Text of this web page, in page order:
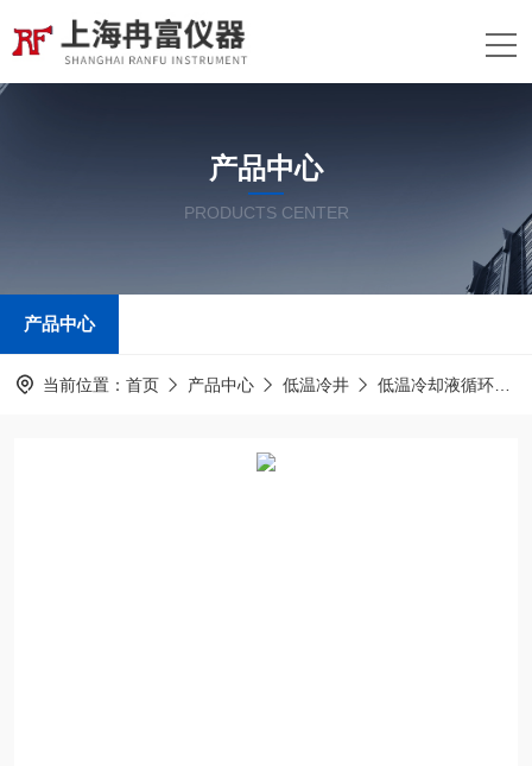
产品中心
PRODUCTS CENTER
产品中心
当前位置： 首页 产品中心 低温冷井 低温冷却液循环泵